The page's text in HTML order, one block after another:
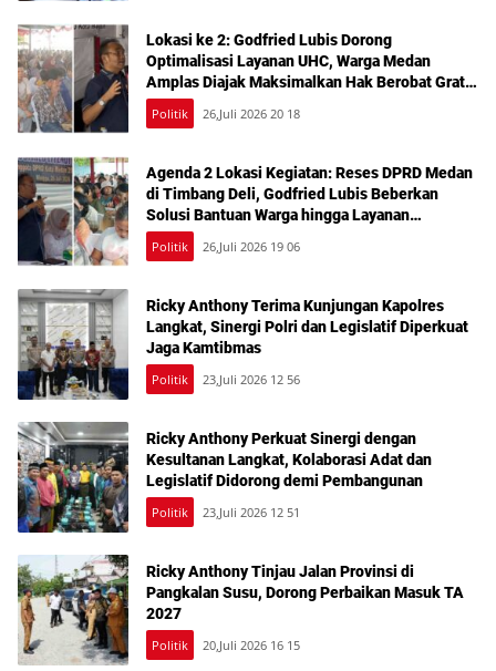
Lokasi ke 2: Godfried Lubis Dorong
Optimalisasi Layanan UHC, Warga Medan
Amplas Diajak Maksimalkan Hak Berobat Gratis
Bermodal KTP
Politik 26,Juli 2026 20 18
Agenda 2 Lokasi Kegiatan: Reses DPRD Medan
di Timbang Deli, Godfried Lubis Beberkan
Solusi Bantuan Warga hingga Layanan
Kesehatan Gratis
Politik 26,Juli 2026 19 06
Ricky Anthony Terima Kunjungan Kapolres
Langkat, Sinergi Polri dan Legislatif Diperkuat
Jaga Kamtibmas
Politik 23,Juli 2026 12 56
Ricky Anthony Perkuat Sinergi dengan
Kesultanan Langkat, Kolaborasi Adat dan
Legislatif Didorong demi Pembangunan
Politik 23,Juli 2026 12 51
Ricky Anthony Tinjau Jalan Provinsi di
Pangkalan Susu, Dorong Perbaikan Masuk TA
2027
Politik 20,Juli 2026 16 15